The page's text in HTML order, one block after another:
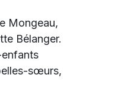
Mongeau,
Bélanger.
sœurs,